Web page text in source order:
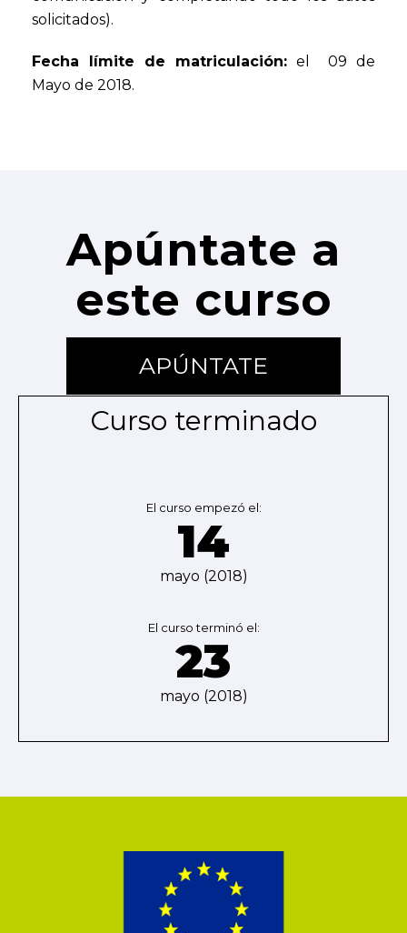
solicitados).
Fecha límite de matriculación: el 09 de
Mayo de 2018.
Apúntate a
este curso
APÚNTATE
Curso terminado
El curso empezó el:
14
mayo (2018)
El curso terminó el:
23
mayo (2018)